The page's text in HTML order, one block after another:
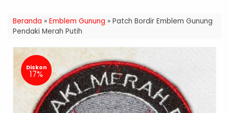
Beranda » Emblem Gunung » Patch Bordir Emblem Gunung
Pendaki Merah Putih
Diskon
17%